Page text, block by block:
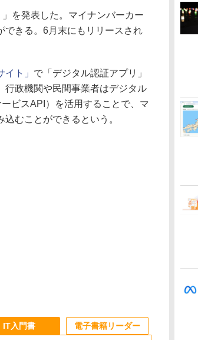
を発表した。マイナンバーカー
できる。6月末にもリリースされ
イト」 で「デジタル認証アプリ」
行政機関や民間事業者はデジタル
ビスAPI）を活用することで、マ
むことができるという。
IT入門書 電子書籍リーダー